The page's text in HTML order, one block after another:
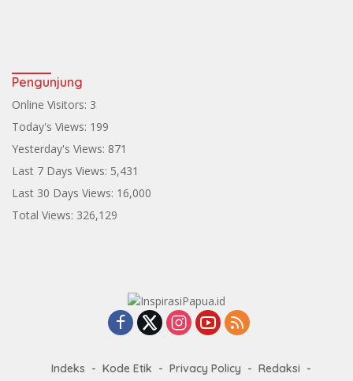
Pengunjung
Online Visitors: 3
Today's Views: 199
Yesterday's Views: 871
Last 7 Days Views: 5,431
Last 30 Days Views: 16,000
Total Views: 326,129
Indeks Kode Etik Privacy Policy
Redaksi